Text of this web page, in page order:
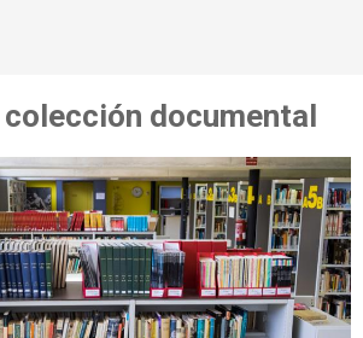
documental